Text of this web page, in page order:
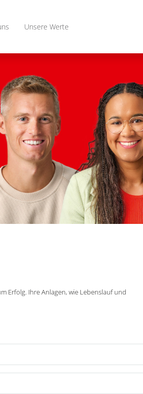
Unsere Werte
Erfolg. Ihre Anlagen, wie Lebenslauf und